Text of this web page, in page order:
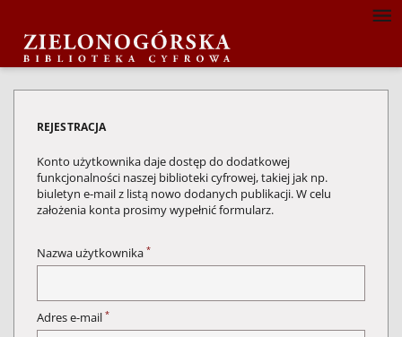
REJESTRACJA
Konto użytkownika daje dostęp do dodatkowej
funkcjonalności naszej biblioteki cyfrowej, takiej jak np.
biuletyn e-mail z listą nowo dodanych publikacji. W celu
założenia konta prosimy wypełnić formularz.
Nazwa użytkownika *
Adres e-mail *